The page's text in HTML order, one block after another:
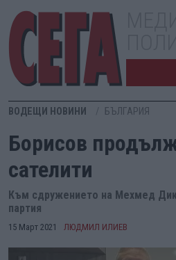
ВОДЕЩИ НОВИНИ БЪЛГАРИЯ
Борисов
сателити
Към сдружението на Мехмед
партия
15 Март 2021 ЛЮДМИЛ ИЛИЕВ